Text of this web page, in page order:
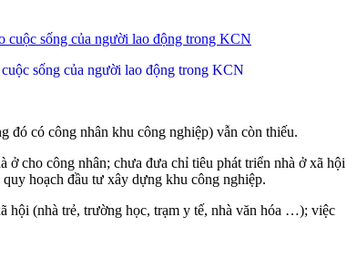
sống của người lao động trong KCN
đó có công nhân khu công nghiệp) vẫn còn thiếu.
ở cho công nhân; chưa đưa chỉ tiêu phát triển nhà ở xã hội
hoạch đầu tư xây dựng khu công nghiệp.
hội (nhà trẻ, trường học, trạm y tế, nhà văn hóa …); việc